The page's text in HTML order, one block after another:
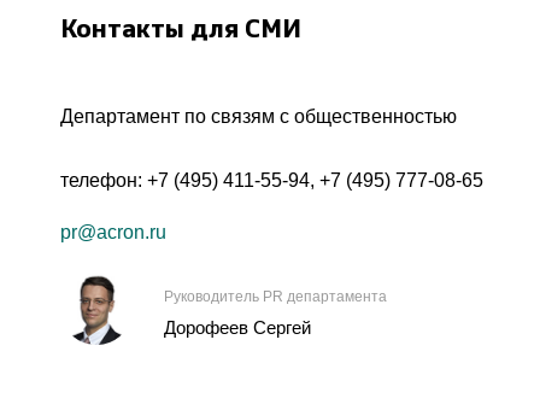
Контакты для СМИ
Департамент по связям с общественностью
телефон: +7 (495) 411-55-94, +7 (495) 777-08-65
pr@acron.ru
Руководитель PR департамента
Дорофеев Сергей